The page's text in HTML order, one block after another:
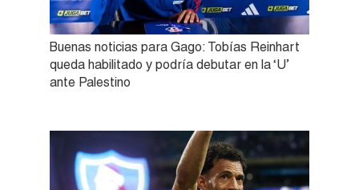
Buenas noticias para Gago: Tobías Reinhart
queda habilitado y podría debutar en la ‘U’
ante Palestino